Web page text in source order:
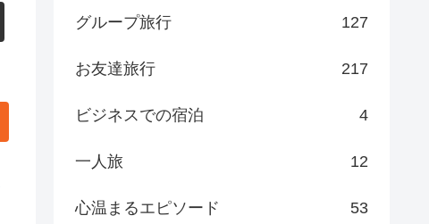
グループ旅行 127
お友達旅行 217
ビジネスでの宿泊 4
一人旅 12
心温まるエピソード 53